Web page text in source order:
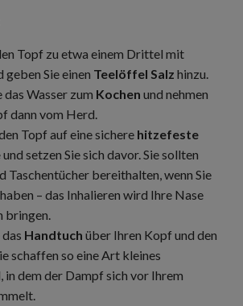
Topf zu etwa einem Drittel mit
geben Sie einen Teelöffel Salz hinzu.
das Wasser zum Kochen und nehmen
dann vom Herd.
Topf auf eine sichere hitzefeste
und setzen Sie sich davor. Sie sollten
Taschentücher bereithalten, wenn Sie
– das Inhalieren wird Ihre Nase
bringen.
Handtuch über Ihren Kopf und den
schaffen so eine Art kleines
in dem der Dampf sich vor Ihrem